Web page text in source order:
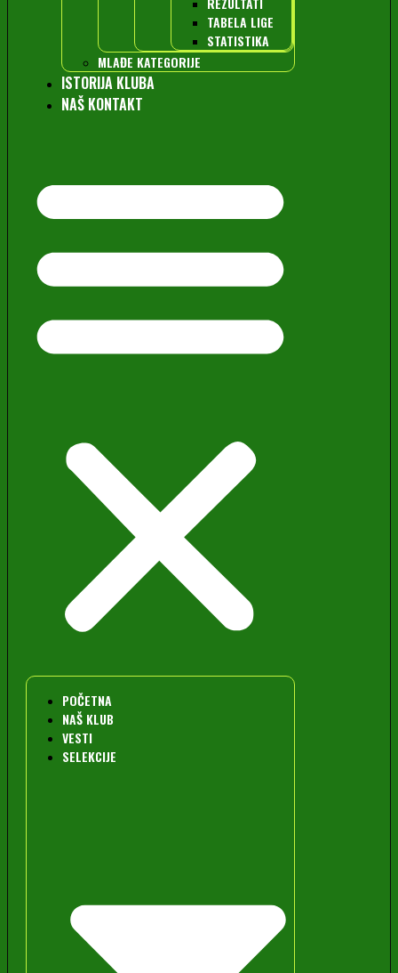
TABELA LIGE
STATISTIKA
MLAĐE KATEGORIJE
ISTORIJA KLUBA
NAŠ KONTAKT
POČETNA
NAŠ KLUB
VESTI
SELEKCIJE